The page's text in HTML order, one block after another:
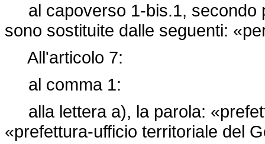
al capoverso 1-bis.1, secondo
sono sostituite dalle seguenti:
All'articolo 7:
al comma 1:
alla lettera a), la parola:
«prefettura-ufficio territoriale del